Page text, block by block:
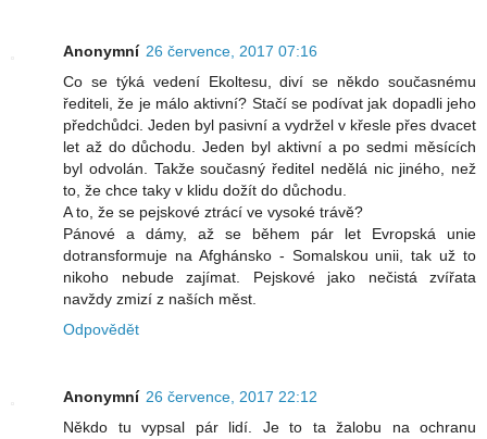
Anonymní 26 července, 2017 07:16
Co se týká vedení Ekoltesu, diví se někdo současnému
řediteli, že je málo aktivní? Stačí se podívat jak dopadli jeho
předchůdci. Jeden byl pasivní a vydržel v křesle přes dvacet
let až do důchodu. Jeden byl aktivní a po sedmi měsících
byl odvolán. Takže současný ředitel nedělá nic jiného, než
to, že chce taky v klidu dožít do důchodu.
A to, že se pejskové ztrácí ve vysoké trávě?
Pánové a dámy, až se během pár let Evropská unie
dotransformuje na Afghánsko - Somalskou unii, tak už to
nikoho nebude zajímat. Pejskové jako nečistá zvířata
navždy zmizí z naších měst.
Odpovědět
Anonymní 26 července, 2017 22:12
Někdo tu vypsal pár lidí. Je to ta žalobu na ochranu